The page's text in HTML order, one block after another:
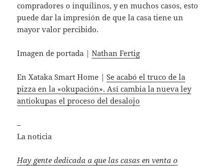
compradores o inquilinos, y en muchos casos, esto
puede dar la impresión de que la casa tiene un
mayor valor percibido.
Imagen de portada |Nathan Fertig
En Xataka Smart Home |Se acabó el truco de la
pizza en la «okupación». Así cambia la nueva ley
antiokupas el proceso del desalojo
–
La noticia
Hay gente dedicada a que las casas en venta o